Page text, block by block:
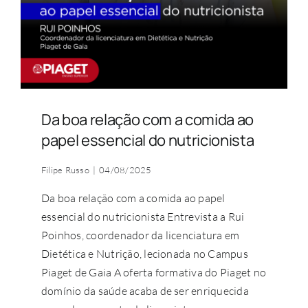
Da boa relação com a comida ao
papel essencial do nutricionista
Filipe Russo | 04/08/2025
Da boa relação com a comida ao papel
essencial do nutricionista Entrevista a Rui
Poinhos, coordenador da licenciatura em
Dietética e Nutrição, lecionada no Campus
Piaget de Gaia A oferta formativa do Piaget no
domínio da saúde acaba de ser enriquecida